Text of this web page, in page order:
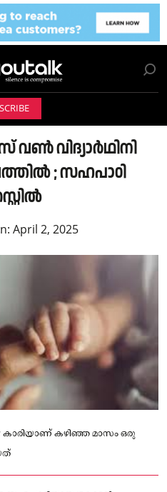
വിദ്യാർഥിനി
; സഹപാഠി
April 2, 2025
കാരിയാണ് കഴിഞ്ഞ മാസം ഒരു